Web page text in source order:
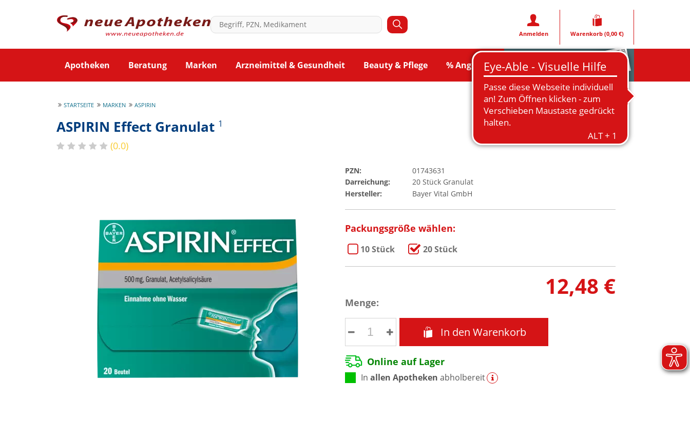
Anmelden Warenkorb (0,00 €)
Apotheken Beratung Marken Arzneimittel & Gesundheit Beauty & Pflege % Angebote Rezeptfoto
STARTSEITE MARKEN ASPIRIN
ASPIRIN Effect Granulat 1
(0.0)
PZN:
01743631
Darreichung:
20Stück Granulat
Hersteller:
Bayer Vital GmbH
Packungsgröße wählen:
10 Stück 20 Stück
12,48 €
Menge:
In den Warenkorb
Online auf Lager
In allen Apotheken abholbereit